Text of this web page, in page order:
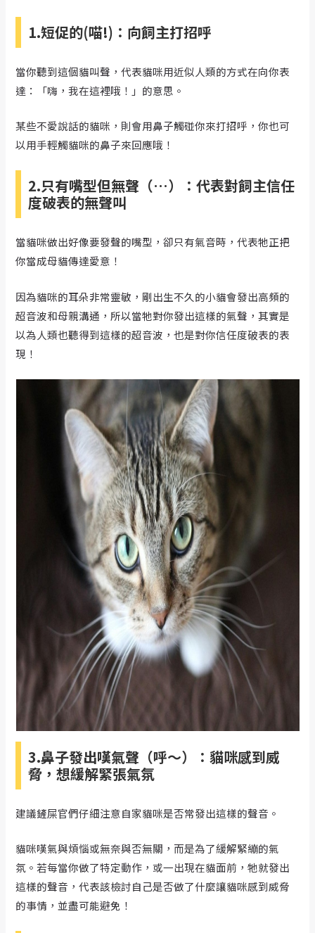
1.短促的(喵!)：向飼主打招呼
當你聽到這個貓叫聲，代表貓咪用近似人類的方式在向你表
達：「嗨，我在這裡哦！」的意思。
某些不愛說話的貓咪，則會用鼻子觸碰你來打招呼，你也可
以用手輕觸貓咪的鼻子來回應哦！
2.只有嘴型但無聲（…）：代表對飼主信任
度破表的無聲叫
當貓咪做出好像要發聲的嘴型，卻只有氣音時，代表牠正把
你當成母貓傳達愛意！
因為貓咪的耳朵非常靈敏，剛出生不久的小貓會發出高頻的
超音波和母親溝通，所以當牠對你發出這樣的氣聲，其實是
以為人類也聽得到這樣的超音波，也是對你信任度破表的表
現！
3.鼻子發出嘆氣聲（呼～）：貓咪感到威
脅，想緩解緊張氣氛
建議鏟屎官們仔細注意自家貓咪是否常發出這樣的聲音。
貓咪嘆氣與煩惱或無奈與否無關，而是為了緩解緊繃的氣
氛。若每當你做了特定動作，或一出現在貓面前，牠就發出
這樣的聲音，代表該檢討自己是否做了什麼讓貓咪感到威脅
的事情，並盡可能避免！